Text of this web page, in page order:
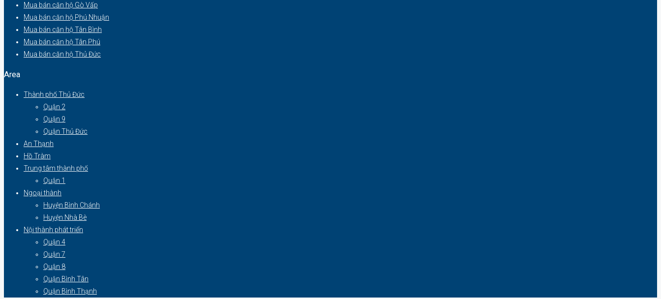
Mua bán căn hộ Gò Vấp
Mua bán căn hộ Phú Nhuận
Mua bán căn hộ Tân Bình
Mua bán căn hộ Tân Phú
Mua bán căn hộ Thủ Đức
Area
Thành phố Thủ Đức
Quận 2
Quận 9
Quận Thủ Đức
An Thạnh
Hồ Tràm
Trung tâm thành phố
Quận 1
Ngoại thành
Huyện Bình Chánh
Huyện Nhà Bè
Nội thành phát triển
Quận 4
Quận 7
Quận 8
Quận Bình Tân
Quận Bình Thạnh